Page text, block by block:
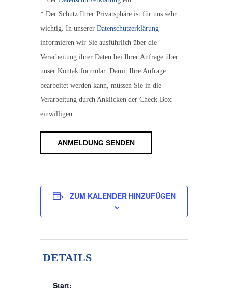
* Der Schutz Ihrer Privatsphäre ist für uns sehr
wichtig. In unserer Datenschutzerklärung
informieren wir Sie ausführlich über die
Verarbeitung ihrer Daten bei Ihrer Anfrage über
unser Kontaktformular. Damit Ihre Anfrage
bearbeitet werden kann, müssen Sie in die
Verarbeitung durch Anklicken der Check-Box
einwilligen.
ZUM KALENDER HINZUFÜGEN
DETAILS
Start: